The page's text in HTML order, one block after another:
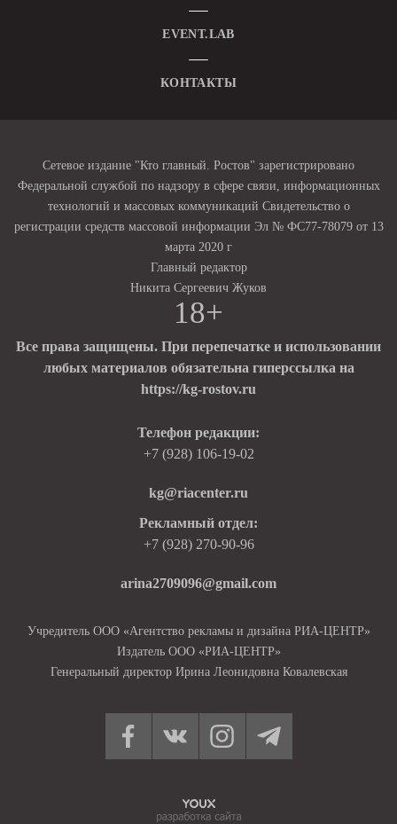
EVENT.LAB
КОНТАКТЫ
Сетевое издание "Кто главный. Ростов" зарегистрировано
Федеральной службой по надзору в сфере связи, информационных
технологий и массовых коммуникаций Свидетельство о
регистрации средств массовой информации Эл № ФС77-78079 от 13
марта 2020 г
Главный редактор
Никита Сергеевич Жуков
18+
Все права защищены. При перепечатке и использовании
любых материалов обязательна гиперссылка на
https://kg-rostov.ru
Телефон редакции:
+7 (928) 106-19-02
kg@riacenter.ru
Рекламный отдел:
+7 (928) 270-90-96
arina2709096@gmail.com
Учредитель ООО «Агентство рекламы и дизайна РИА-ЦЕНТР»
Издатель ООО «РИА-ЦЕНТР»
Генеральный директор Ирина Леонидовна Ковалевская